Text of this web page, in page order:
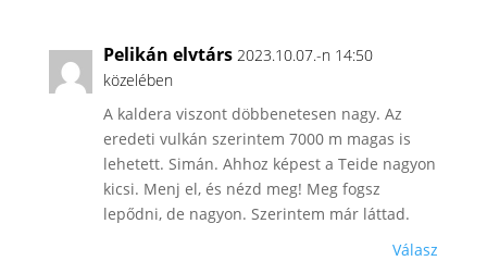
Pelikán elvtárs 2023.10.07.-n 14:50
közelében
A kaldera viszont döbbenetesen nagy. Az
eredeti vulkán szerintem 7000 m magas is
lehetett. Simán. Ahhoz képest a Teide nagyon
kicsi. Menj el, és nézd meg! Meg fogsz
lepődni, de nagyon. Szerintem már láttad.
Válasz